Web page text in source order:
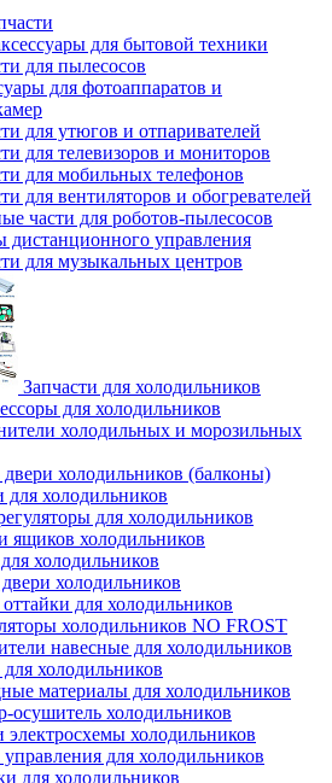
для бытовой техники
для пылесосов
для фотоаппаратов и
для утюгов и отпаривателей
для телевизоров и мониторов
для мобильных телефонов
для вентиляторов и обогревателей
части для роботов-пылесосов
дистанционного управления
для музыкальных центров
Запчасти для холодильников
для холодильников
холодильных и морозильных
холодильников (балконы)
холодильников
для холодильников
ящиков холодильников
холодильников
холодильников
для холодильников
холодильников NO FROST
навесные для холодильников
холодильников
материалы для холодильников
осушитель холодильников
электросхемы холодильников
для холодильников
для холодильников